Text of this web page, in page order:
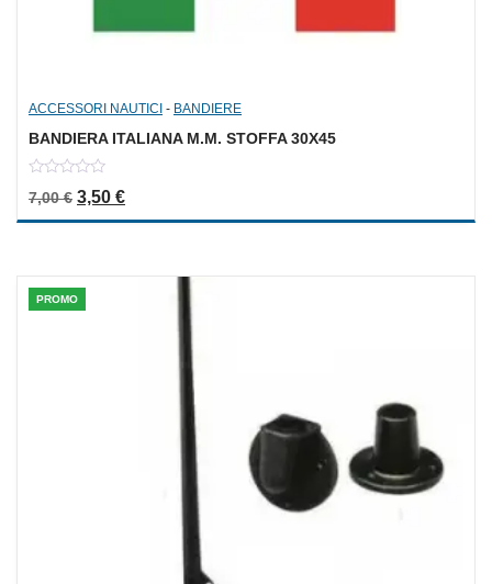
ACCESSORI NAUTICI - BANDIERE
BANDIERA ITALIANA M.M. STOFFA 30X45
out
of
7,00€ Il prezzo originale era: 7,00 €.
3,50 €Il prezzo attuale è: 3,50 €.
PROMO